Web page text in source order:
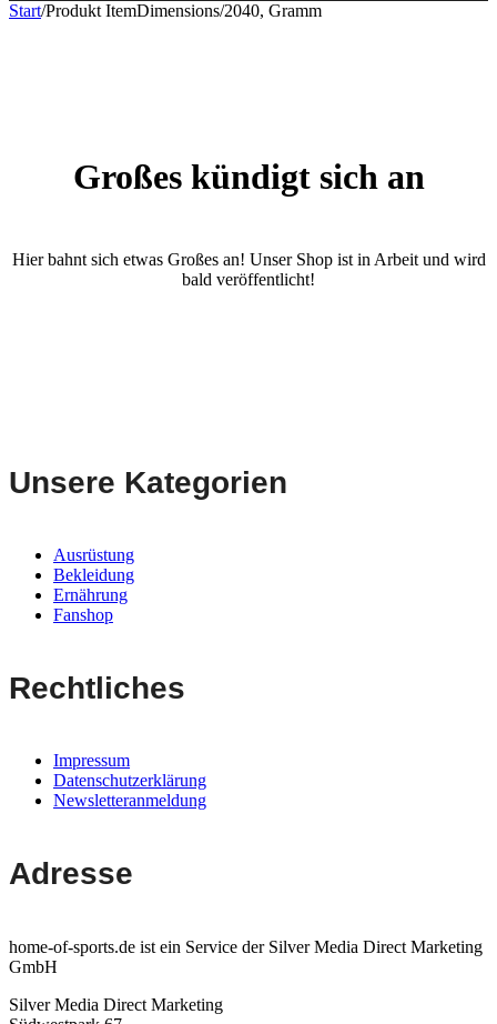
Start/Produkt ItemDimensions/2040, Gramm
Großes kündigt sich an
Hier bahnt sich etwas Großes an! Unser Shop ist in Arbeit und wird
bald veröffentlicht!
Unsere Kategorien
Ausrüstung
Bekleidung
Ernährung
Fanshop
Rechtliches
Impressum
Datenschutzerklärung
Newsletteranmeldung
Adresse
home-of-sports.de ist ein Service der Silver Media Direct Marketing
GmbH
Silver Media Direct Marketing